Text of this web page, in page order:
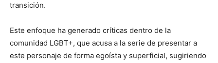
transición.
Este enfoque ha generado críticas dentro de la
comunidad LGBT+, que acusa a la serie de presentar a
este personaje de forma egoísta y superficial, sugiriendo